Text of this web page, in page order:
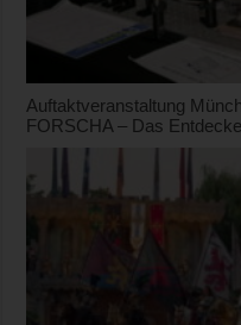
Auftaktveranstaltung
FORSCHA – Das